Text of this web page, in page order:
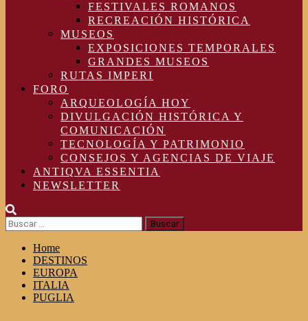
FESTIVALES ROMANOS
RECREACIÓN HISTÓRICA
MUSEOS
EXPOSICIONES TEMPORALES
GRANDES MUSEOS
RUTAS IMPERI
FORO
ARQUEOLOGÍA HOY
DIVULGACIÓN HISTÓRICA Y
COMUNICACIÓN
TECNOLOGÍA Y PATRIMONIO
CONSEJOS Y AGENCIAS DE VIAJE
ANTIQVA ESSENTIA
NEWSLETTER
Buscar:
Home
DESTINOS
EUROPA
ITALIA
PUGLIA